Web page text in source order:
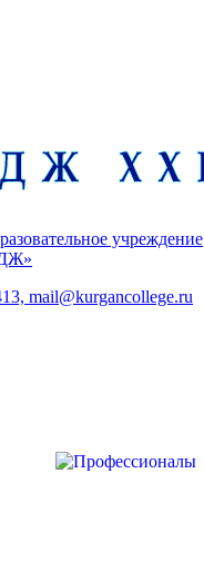
учреждение
mail@kurgancollege.ru